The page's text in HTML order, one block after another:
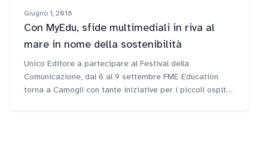
Giugno 1, 2018
Con MyEdu, sfide multimediali in riva al
mare in nome della sostenibilità
Unico Editore a partecipare al Festival della
Comunicazione, dal 6 al 9 settembre FME Education
torna a Camogli con tante iniziative per i piccoli ospiti